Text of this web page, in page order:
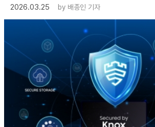
2026.03.25
by 배종인 기자